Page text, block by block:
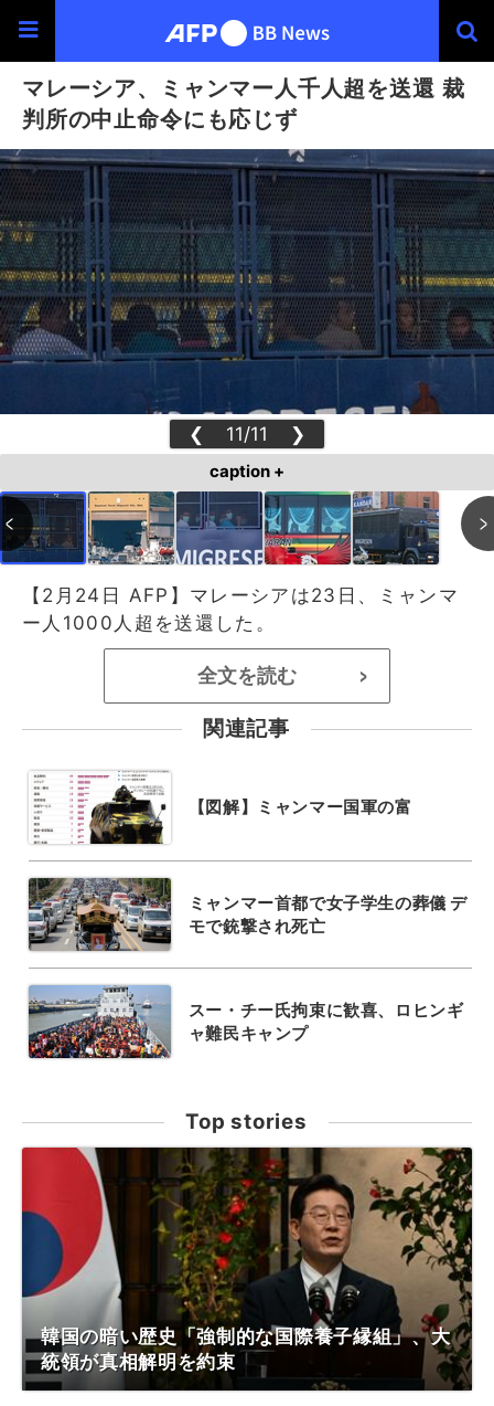
マレーシア、ミャンマー人千人超を送還 裁
判所の中止命令にも応じず
❮ 11/11 ❯
caption +
【2月24日 AFP】マレーシアは23日、ミャンマ
ー人1000人超を送還した。
全文を読む >
関連記事
【図解】ミャンマー国軍の富
ミャンマー首都で女子学生の葬儀 デ
モで銃撃され死亡
スー・チー氏拘束に歓喜、ロヒンギ
ャ難民キャンプ
Top stories
韓国の暗い歴史「強制的な国際養子縁組」、大
統領が真相解明を約束